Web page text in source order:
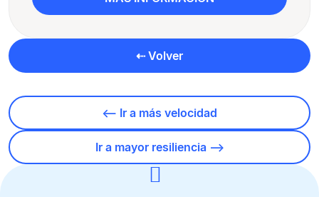
⇠ Volver
⟵ Ir a más velocidad
Ir a mayor resiliencia ⟶